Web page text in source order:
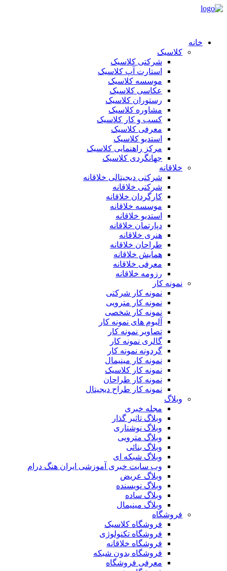
خانه
کلاسیک
شرکتی کلاسیک
استارت آپ کلاسیک
موسسه کلاسیک
عکاسی کلاسیک
رستوران کلاسیک
مشاوره کلاسیک
کسب و کار کلاسیک
معرفی کلاسیک
استدیو کلاسیک
مرکز راهنمایی کلاسیک
جهانگردی کلاسیک
خلاقانه
شرکتی دیجیتالی خلاقانه
شرکتی خلاقانه
کارگردان خلاقانه
موسسه خلاقانه
استدیو خلاقانه
دپارتمان خلاقانه
هنری خلاقانه
طراحان خلاقانه
همایش خلاقانه
معرفی خلاقانه
رزومه خلاقانه
نمونه کار
نمونه کار شرکتی
نمونه کار مترویی
نمونه کار شخصی
آلبوم های نمونه کار
تصاویر نمونه کار
گالری نمونه کار
گردونه نمونه کار
نمونه کار مینیمال
نمونه کار کلاسیک
نمونه کار طراحان
نمونه کار طراح دیجیتال
وبلاگ
مجله خبری
وبلاگ تاثیر گذار
وبلاگ نوشتاری
وبلاگ مترویی
وبلاگ بنائی
وبلاگ شبکه ای
وب سایت خبری آموزشی ایران هنگ درام
وبلاگ عریض
وبلاگ نویسنده
وبلاگ ساده
وبلاگ مینیمال
فروشگاه
فروشگاه کلاسیک
فروشگاه تکنولوژی
فروشگاه خلاقانه
فروشگاه بدون شبکه
معرفی فروشگاه